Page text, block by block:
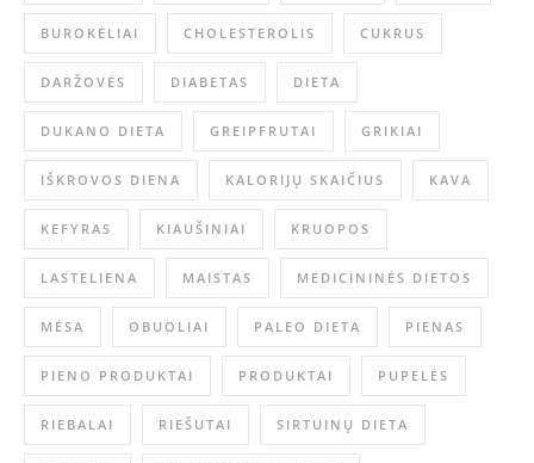
BUROKĖLIAI CHOLESTEROLIS CUKRUS
DARŽOVĖS DIABETAS DIETA
DUKANO DIETA GREIPFRUTAI GRIKIAI
IŠKROVOS DIENA KALORIJŲ SKAIČIUS KAVA
KEFYRAS KIAUŠINIAI KRUOPOS
LASTELIENA MAISTAS MEDICININĖS DIETOS
MĖSA OBUOLIAI PALEO DIETA PIENAS
PIENO PRODUKTAI PRODUKTAI PUPELĖS
RIEBALAI RIEŠUTAI SIRTUINŲ DIETA